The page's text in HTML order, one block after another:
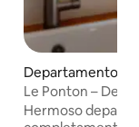
Departamento
r-sur-Mer
Le Ponton –
mar frente al
Hermoso